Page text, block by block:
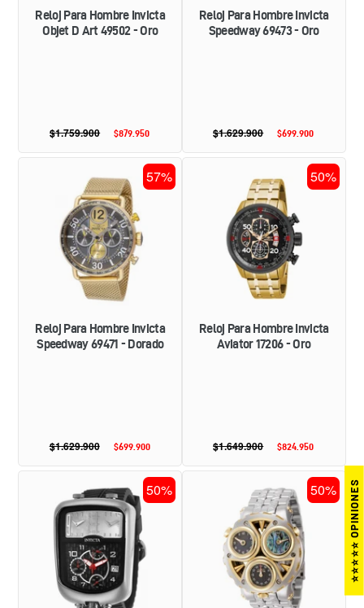
Reloj Para Hombre Invicta
Objet D Art 49502 - Oro
Precio
$879.950
Precio
$1.759.900
Reloj Para Hombre Invicta
Speedway 69473 - Oro
Precio
$699.900
Precio
$1.629.900
PARA
HOMBRE
INVICTA
SPEEDWAY
69471
-
DORADO
57%
Reloj Para Hombre Invicta
Speedway 69471 - Dorado
Precio
oferta
$699.900
Precio
$1.629.900
PARA
HOMBRE
INVICTA
AVIATOR
17206
-
ORO
50%
Reloj Para Hombre Invicta
Aviator 17206 - Oro
Precio
oferta
$824.950
Precio
$1.649.900
DEPORTIVO
PARA
HOMBRE
INVICTA
S1
RALLY
29704
-
50%
PARA
HOMBRE
INVICTA
CERBERUS
44593
-
ACERO
50% ⭐⭐⭐⭐⭐ OPINIONES